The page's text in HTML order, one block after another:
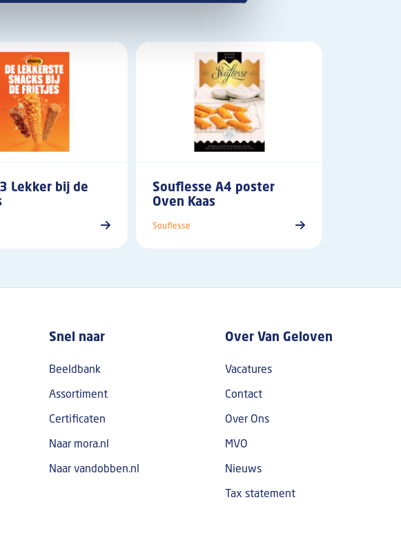
Lekker bij de
Souflesse A4 poster
Oven Kaas
Souflesse
Snel naar
Beeldbank
Assortiment
Certificaten
Naar mora.nl
Naar vandobben.nl
Over Van Geloven
Vacatures
Contact
Over Ons
MVO
Nieuws
Tax statement